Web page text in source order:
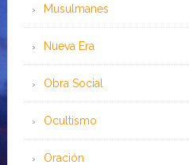
Musulmanes
Nueva Era
Obra Social
Ocultismo
Oración